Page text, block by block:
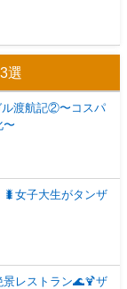
選
ル渡航記②〜コスパ
〜
女子大生がタンザ
レストラン🌊🍹ザ